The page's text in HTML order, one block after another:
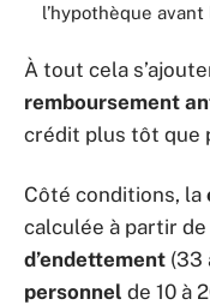
l’hypothèque
À tout cela
remboursement
crédit plus tôt que
Côté conditions, la
calculée à partir
d’endettement (33
personnel de 10 à